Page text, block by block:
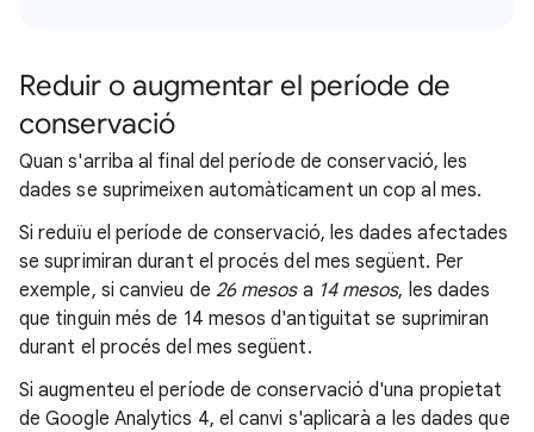
Reduir o augmentar el període de
conservació
Quan s'arriba al final del període de conservació, les
dades se suprimeixen automàticament un cop al mes.
Si reduïu el període de conservació, les dades afectades
se suprimiran durant el procés del mes següent. Per
exemple, si canvieu de 26 mesosa 14 mesos, les dades
que tinguin més de 14 mesos d'antiguitat se suprimiran
durant el procés del mes següent.
Si augmenteu el període de conservació d'una propietat
de Google Analytics 4, el canvi s'aplicarà a les dades que